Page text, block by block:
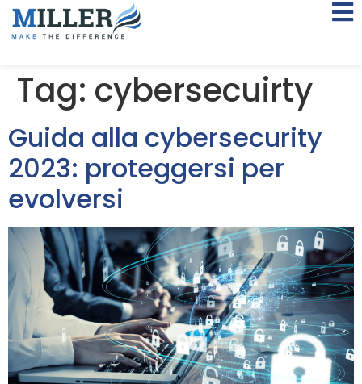
Tag: cybersecuirty
Guida alla cybersecurity
2023: proteggersi per
evolversi